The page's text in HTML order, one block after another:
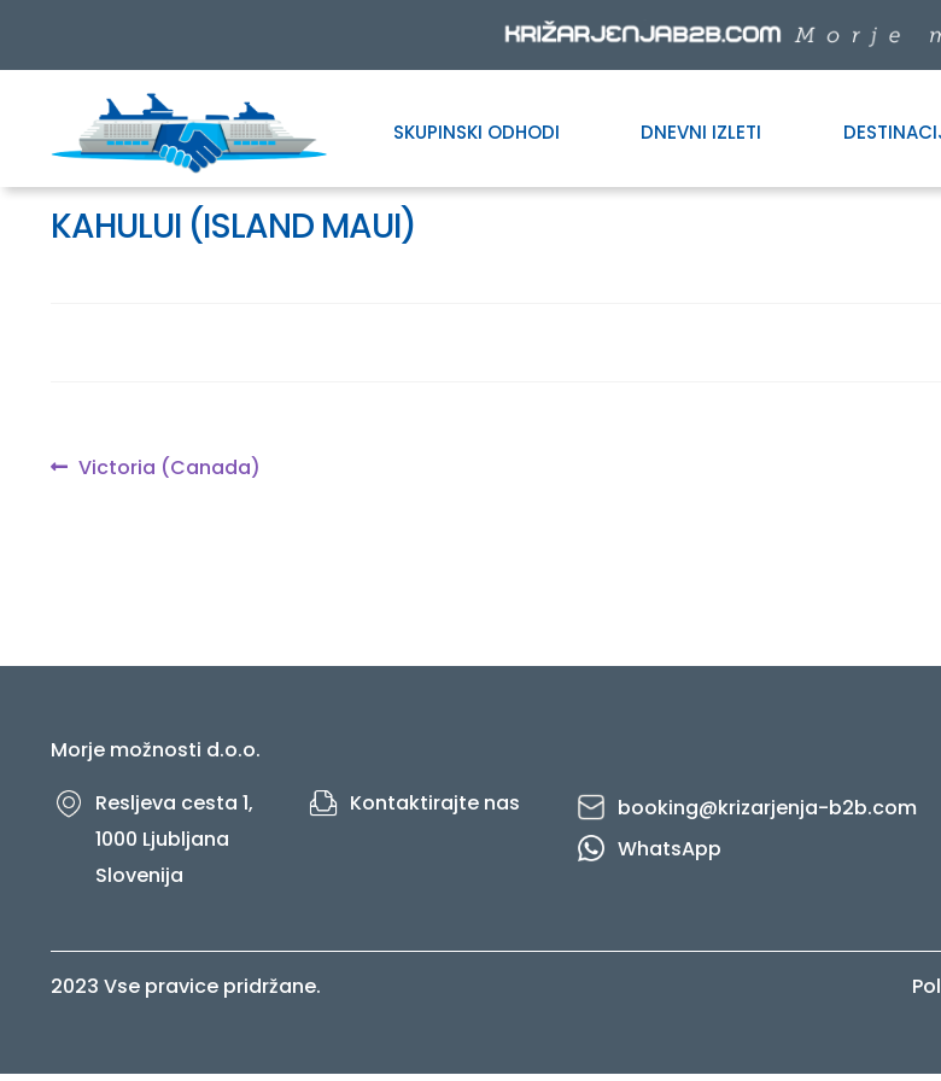
Skip
navigation
Skip
content
SKUPINSKI ODHODI DNEVNI IZLETI
KAHULUI (ISLAND MAUI)
Navigacija
Previous
Victoria (Canada)
Morje možnosti d.o.o.
Resljeva cesta 1,
1000 Ljubljana
Slovenija
Kontaktirajte nas
booking@krizarjenja-b2b.com
WhatsApp
2023 Vse pravice pridržane.